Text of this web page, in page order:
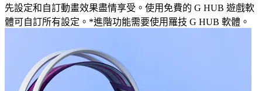
先設定和自訂動畫效果盡情享受。使用免費的 G HUB 遊戲軟
體可自訂所有設定。*進階功能需要使用羅技 G HUB 軟體。